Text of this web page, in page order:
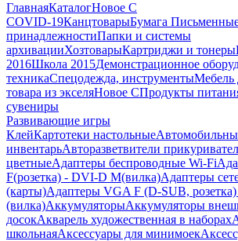
ГлавнаяКаталогНовое С
COVID-19КанцтоварыБумага
принадлежностиПапки и системы
архивацииХозтоварыКартриджи и тонеры
2016Школа 2015Демонстрационное
техникаСпецодежда, инструментыМебель
товара из экселяНовое СПродукты
сувениры
Развивающие игры
КлейКартотеки настольные
инвентарьАвторазветвители
цветныеАдаптеры беспроводные Wi-Fi
F(розетка) - DVI-D M(вилка)Адаптеры
(карты)Адаптеры VGA F (D-SUB,
(вилка)АккумуляторыАккумуляторы
досокАкварель художественная в наборах
школьнаяАксессуары для минимоек